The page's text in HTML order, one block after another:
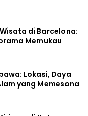
di Barcelona:
Memukau
Lokasi, Daya
yang Memesona